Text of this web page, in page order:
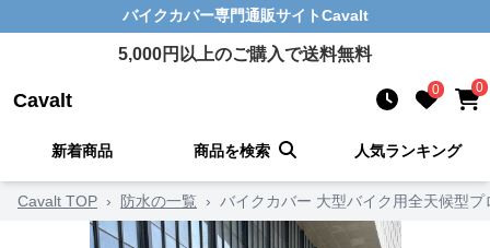
バイクカバー専門通販サイトCavalt
5,000円以上のご購入で送料無料
Cavalt 0 0
新着商品 商品を検索 人気ランキング
Cavalt TOP › 防水の一覧 › バイクカバー 大型バイク用全天候型プ